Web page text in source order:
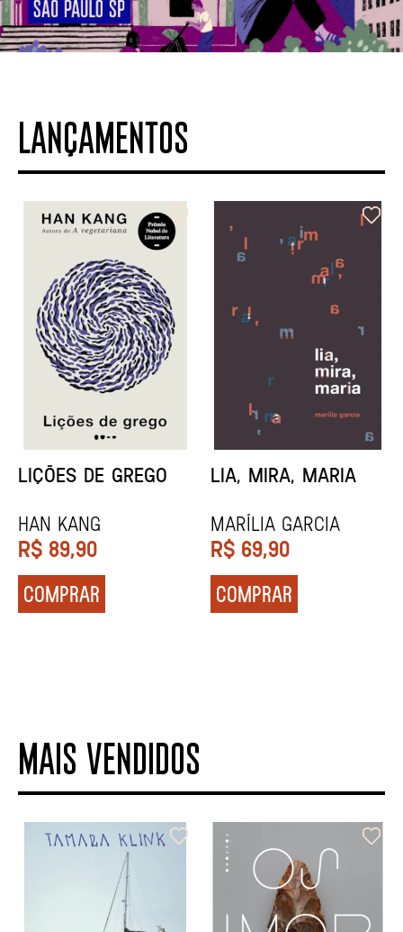
LANÇAMENTOS
MINHA MÃE E A
Marina Tvetáieva
R$ 49,90
COMPRAR
TODA CAIXA-PRETA
Jeovanna Vieira
R$ 89,90
COMPRAR
MAIS VENDIDOS